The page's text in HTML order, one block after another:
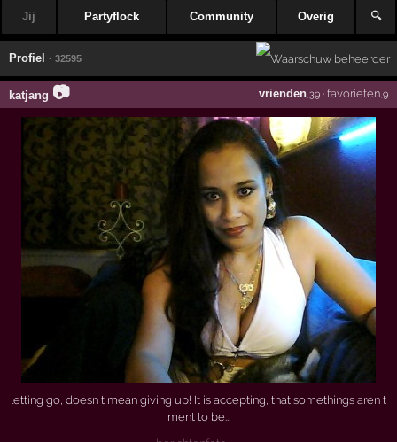
Jij Partyflock Community Overig 🔍
Profiel · 32595
katjang 📷 vrienden,39· favorieten,9
letting go, doesn t mean giving up! It is accepting, that somethings aren t
ment to be...